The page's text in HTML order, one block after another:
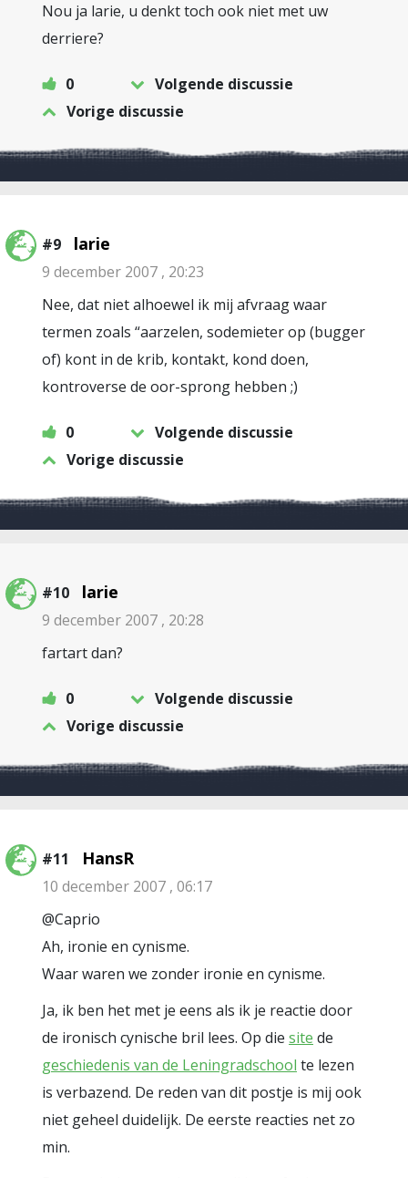
Nou ja larie, u denkt toch ook niet met uw
derriere?
0
Volgende discussie
Vorige discussie
#9 larie
9 december 2007 , 20:23
Nee, dat niet alhoewel ik mij afvraag waar
termen zoals “aarzelen, sodemieter op (bugger
of) kont in de krib, kontakt, kond doen,
kontroverse de oor-sprong hebben ;)
0
Volgende discussie
Vorige discussie
#10 larie
9 december 2007 , 20:28
fartart dan?
0
Volgende discussie
Vorige discussie
#11 HansR
10 december 2007 , 06:17
@Caprio
Ah, ironie en cynisme.
Waar waren we zonder ironie en cynisme.
Ja, ik ben het met je eens als ik je reactie door
de ironisch cynische bril lees. Op die site de
geschiedenis van de Leningradschool te lezen
is verbazend. De reden van dit postje is mij ook
niet geheel duidelijk. De eerste reacties net zo
min.